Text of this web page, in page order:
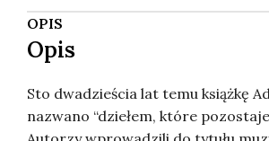
OPIS
Opis
Sto dwadzieścia lat temu książkę
nazwano “dziełem, które